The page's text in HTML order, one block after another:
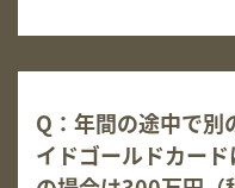
Q：年間の途中で別
イドゴールドカー